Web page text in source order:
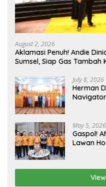
August 2, 2026
Aklamasi Penuh! Andie
Sumsel, Siap Gas Tambah
July 8, 2026
Herman
May 5, 2026
Gaspol!
Lawan